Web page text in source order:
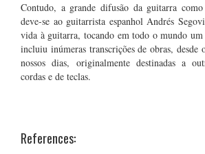
Contudo, a grande difusão da guitarra
deve-se ao guitarrista espanhol Andrés
vida à guitarra, tocando em todo o mundo
incluiu inúmeras transcrições de obras,
nossos dias, originalmente destinadas a
cordas e de teclas.
References: